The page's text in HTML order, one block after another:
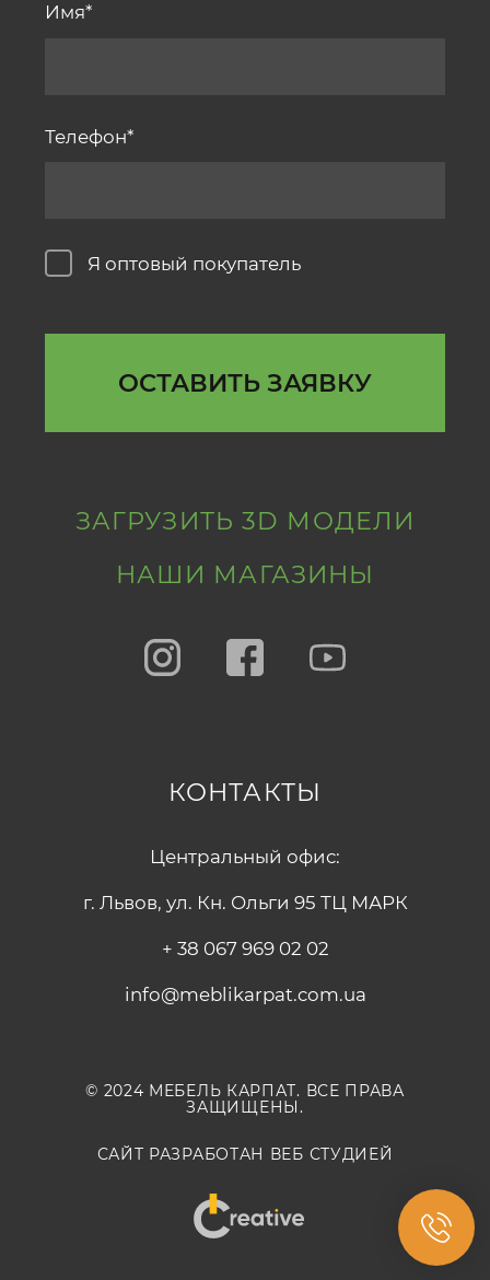
КОНТАКТЫ
Центральный офис:
г. Львов, ул. Кн. Ольги 95 ТЦ МАРК
+ 38 067 969 02 02
info@meblikarpat.com.ua
ЗАГРУЗИТЬ 3D МОДЕЛИ
НАШИ МАГАЗИНЫ
Имя
Телефон
Я оптовый покупатель
ОСТАВИТЬ ЗАЯВКУ
© 2024 МЕБЕЛЬ КАРПАТ. ВСЕ ПРАВА
ЗАЩИЩЕНЫ.
САЙТ РАЗРАБОТАН ВЕБ СТУДИЕЙ